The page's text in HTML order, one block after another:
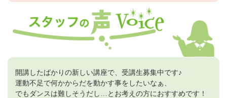
開講したばかりの新しい講座で、受講生募集中です♪
運動不足で何かからだを動かす事をしたいなぁ、
でもダンスは難しそうだし…とお考えの方におすすめです！